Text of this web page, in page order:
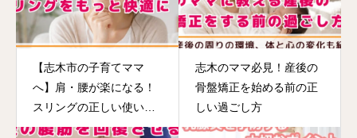
【志木市の子育てママ
へ】肩・腰が楽になる！
スリングの正しい使い方
と選び方のコツ
志木のママ必見！産後の
骨盤矯正を始める前の正
しい過ごし方